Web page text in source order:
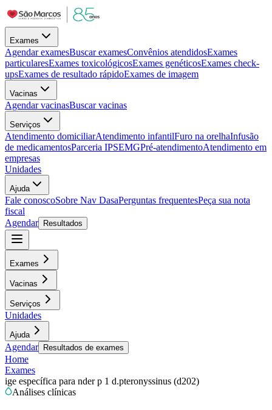
Exames
Agendar examesBuscar examesConvênios atendidosExames
particularesExames toxicológicosExames genéticosExames check-
upsExames de resultado rápidoExames de imagem
Vacinas
Agendar vacinasBuscar vacinas
Serviços
Atendimento domiciliarAtendimento infantilFuro na orelhaInfusão
de medicamentosParceria IPSEMGPré-atendimentoAtendimento em
empresas
Unidades
Ajuda
Fale conoscoSobre Nav DasaPerguntas frequentesPeça sua nota
fiscal
Agendar
Resultados
Exames
Vacinas
Serviços
Unidades
Ajuda
Agendar Resultados de exames
Home
Exames
ige específica para nder p 1 d.pteronyssinus (d202)
Análises clínicas